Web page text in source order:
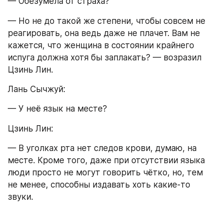
— Но не до такой же степени, чтобы совсем не
реагировать, она ведь даже не плачет. Вам не
кажется, что женщина в состоянии крайнего
испуга должна хотя бы заплакать? — возразил
Цзинь Лин.
Лань Сычжуй:
— У неё язык на месте?
Цзинь Лин:
— В уголках рта нет следов крови, думаю, на
месте. Кроме того, даже при отсутствии языка
люди просто не могут говорить чётко, но, тем
не менее, способны издавать хоть какие-то
звуки.